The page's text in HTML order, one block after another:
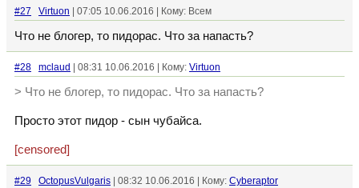
#27 Virtuon | 07:05 10.06.2016 | Кому: Всем
Что не блогер, то пидорас. Что за напасть?
#28 mclaud | 08:31 10.06.2016 | Кому: Virtuon
> Что не блогер, то пидорас. Что за напасть?
Просто этот пидор - сын чубайса.
[censored]
#29 OctopusVulgaris | 08:32 10.06.2016 | Кому: Cyberaptor